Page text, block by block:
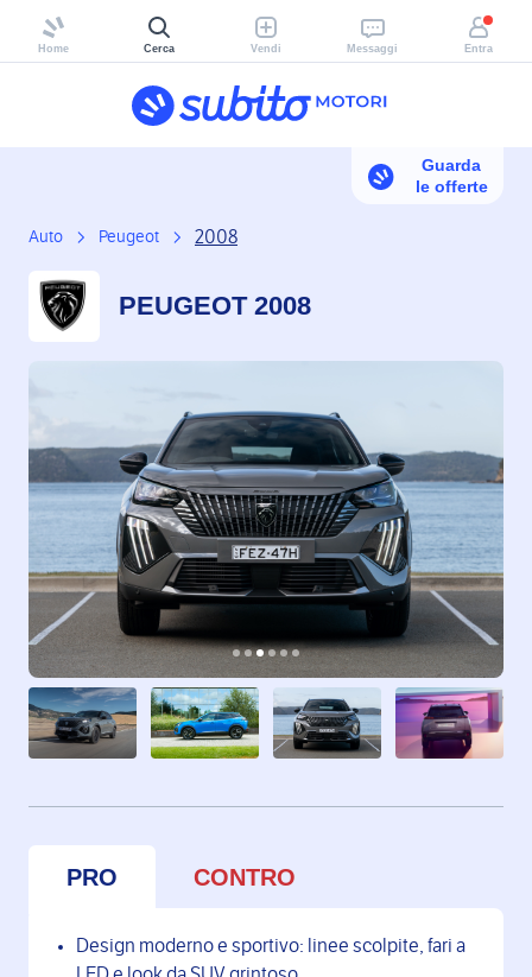
Home Cerca Vendi Messaggi Entra
Auto Peugeot 2008
PEUGEOT 2008
Guarda
le offerte
PRO CONTRO
Design moderno e sportivo: linee scolpite, fari a